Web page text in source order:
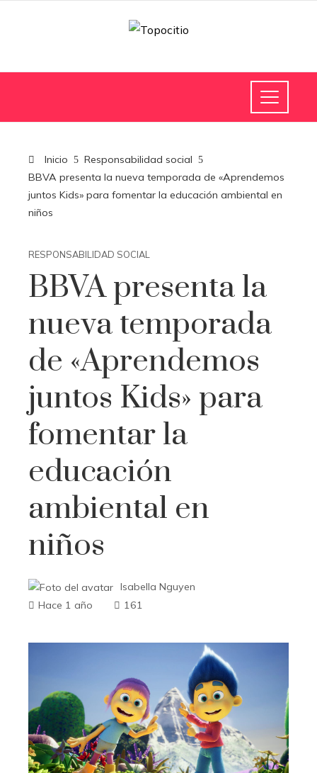
Inicio
Responsabilidad social
BBVA presenta la nueva temporada de «Aprendemos
juntos Kids» para fomentar la educación ambiental en
niños
RESPONSABILIDAD SOCIAL
BBVA presenta la
nueva temporada
de «Aprendemos
juntos Kids» para
fomentar la
educación
ambiental en
niños
Isabella Nguyen
Hace 1 año
161